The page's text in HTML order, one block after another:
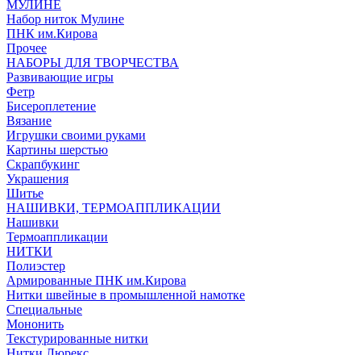
МУЛИНЕ
Набор ниток Мулине
ПНК им.Кирова
Прочее
НАБОРЫ ДЛЯ ТВОРЧЕСТВА
Развивающие игры
Фетр
Бисероплетение
Вязание
Игрушки своими руками
Картины шерстью
Скрапбукинг
Украшения
Шитье
НАШИВКИ, ТЕРМОАППЛИКАЦИИ
Нашивки
Термоаппликации
НИТКИ
Полиэстер
Армированные ПНК им.Кирова
Нитки швейные в промышленной намотке
Специальные
Мононить
Текстурированные нитки